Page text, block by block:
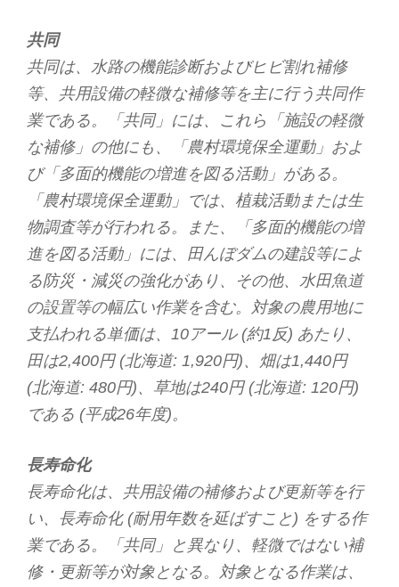
共同
共同は、水路の機能診断およびヒビ割れ補修
等、共用設備の軽微な補修等を主に行う共同作
業である。「共同」には、これら「施設の軽微
な補修」の他にも、「農村環境保全運動」およ
び「多面的機能の増進を図る活動」がある。
「農村環境保全運動」では、植栽活動または生
物調査等が行われる。また、「多面的機能の増
進を図る活動」には、田んぼダムの建設等によ
る防災・減災の強化があり、その他、水田魚道
の設置等の幅広い作業を含む。対象の農用地に
支払われる単価は、10アール (約1反) あたり、
田は2,400円 (北海道: 1,920円)、畑は1,440円
(北海道: 480円)、草地は240円 (北海道: 120円)
である (平成26年度)。
長寿命化
長寿命化は、共用設備の補修および更新等を行
い、長寿命化 (耐用年数を延ばすこと) をする作
業である。「共同」と異なり、軽微ではない補
修・更新等が対象となる。対象となる作業は、